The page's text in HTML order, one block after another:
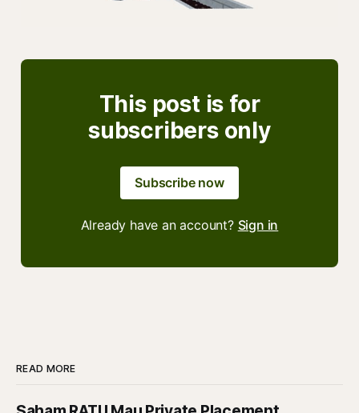
This post is for
subscribers only
Subscribe now
Already have an account? Sign in
READ MORE